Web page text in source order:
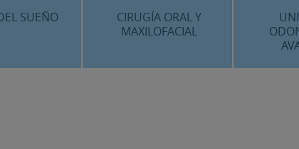
SUEÑO
CIRUGÍA ORAL Y
MAXILOFACIAL